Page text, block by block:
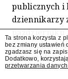
publicznych i
dziennikarzy
październiku
wzmocnione
Ta strona korzysta z
bez zmiany ustawień
zgadzasz się na
Dodatkowo,
przetwarzania